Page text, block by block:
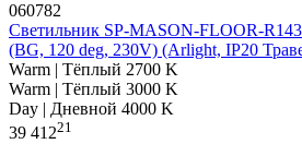
060782
Светильник SP-MASON-FLOOR-
(BG, 120 deg, 230V) (Arlight, IP20
Warm | Тёплый 2700 K
Warm | Тёплый 3000 K
Day | Дневной 4000 K
39 41221